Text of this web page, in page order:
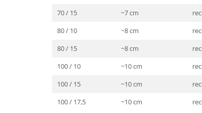
70 / 15
~7 cm
80 / 10
~8 cm
80 / 15
~8 cm
100 / 10
~10 cm
100 / 15
~10 cm
100 / 17,5
~10 cm